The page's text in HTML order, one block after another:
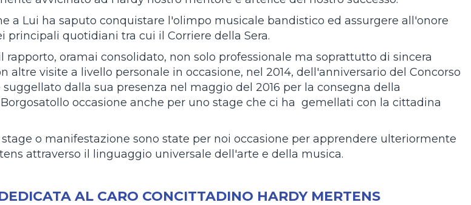
a Lui ha saputo conquistare l'olimpo musicale bandistico ed assurgere all'onore
principali quotidiani tra cui il Corriere della Sera.
rapporto, oramai consolidato, non solo professionale ma soprattutto di sincera
altre visite a livello personale in occasione, nel 2014, dell'anniversario del Concorso
dalla sua presenza nel maggio del 2016 per la consegna della
occasione anche per uno stage che ci ha gemellati con la cittadina
o manifestazione sono state per noi occasione per apprendere ulteriormente
attraverso il linguaggio universale dell'arte e della musica.
AL CARO CONCITTADINO HARDY MERTENS